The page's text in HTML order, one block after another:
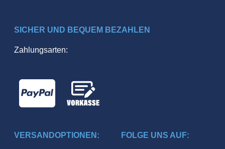
SICHER UND BEQUEM BEZAHLEN
Zahlungsarten:
VERSANDOPTIONEN: FOLGE UNS AUF: